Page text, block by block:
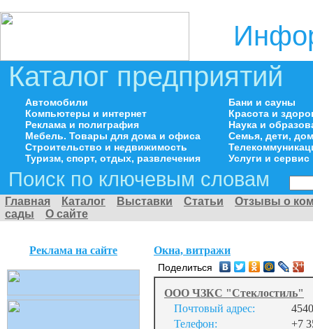
Каталог предприятий
Автомобили
Компьютеры и интернет
Реклама и полиграфия
Мебель. Товары для дома и офиса
Строительство и недвижимость
Туризм, спорт, отдых, развлечения
Бани и сауны
Красота и
Наука и
Семья, дети,
Услуги и сервис
Поиск по ключевым словам
Главная Каталог Выставки Статьи
Отзывы о
сады
О сайте
Реклама на сайте Окна, витражи
Поделиться
ООО ЧЗКС "Стеклостиль"
Почтовый адрес:
Телефон:
+7